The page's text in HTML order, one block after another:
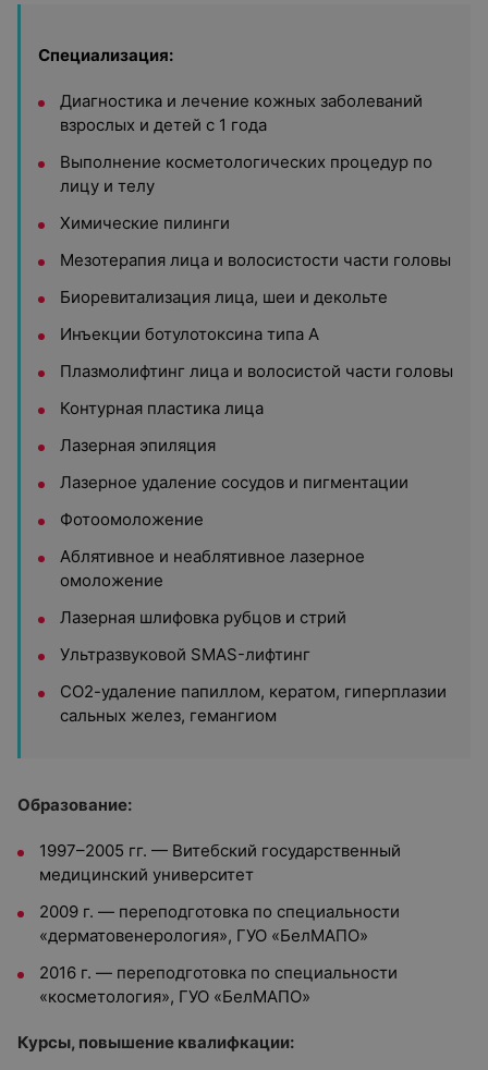
Специализация:
Диагностика и лечение кожных заболеваний
взрослых и детей с 1 года
Выполнение косметологических процедур по
лицу и телу
Химические пилинги
Мезотерапия лица и волосистости части головы
Биоревитализация лица, шеи и декольте
Инъекции ботулотоксина типа А
Плазмолифтинг лица и волосистой части головы
Контурная пластика лица
Лазерная эпиляция
Лазерное удаление сосудов и пигментации
Фотоомоложение
Аблятивное и неаблятивное лазерное
омоложение
Лазерная шлифовка рубцов и стрий
Ультразвуковой SMAS-лифтинг
СО2-удаление папиллом, кератом, гиперплазии
сальных желез, гемангиом
Образование:
1997–2005 гг. — Витебский государственный
медицинский университет
2009 г. — переподготовка по специальности
«дерматовенерология», ГУО «БелМАПО»
2016 г. — переподготовка по специальности
«косметология», ГУО «БелМАПО»
Курсы, повышение квалифкации: